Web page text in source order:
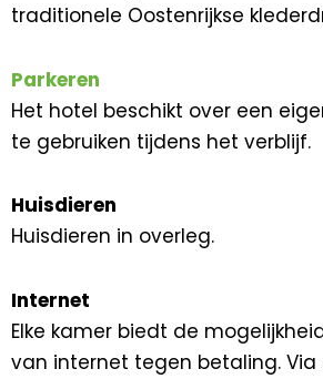
traditionele Oostenrijkse
Parkeren
Het hotel beschikt over een
te gebruiken tijdens het verblijf.
Huisdieren
Huisdieren in overleg.
Internet
Elke kamer biedt de
van internet tegen betaling. Via